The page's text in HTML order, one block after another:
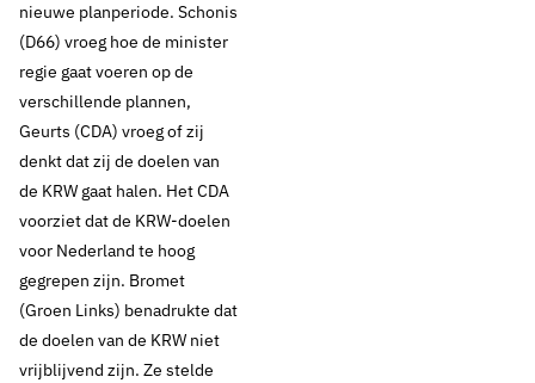
nieuwe planperiode. Schonis
(D66) vroeg hoe de minister
regie gaat voeren op de
verschillende plannen,
Geurts (CDA) vroeg of zij
denkt dat zij de doelen van
de KRW gaat halen. Het CDA
voorziet dat de KRW-doelen
voor Nederland te hoog
gegrepen zijn. Bromet
(Groen Links) benadrukte dat
de doelen van de KRW niet
vrijblijvend zijn. Ze stelde